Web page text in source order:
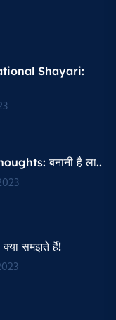
Shayari​:
बनानी है ला..
समझते हैं!